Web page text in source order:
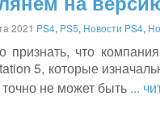
2021 PS4, PS5, Новости PS4,
признать, что
5, которые
точно не может быть ...